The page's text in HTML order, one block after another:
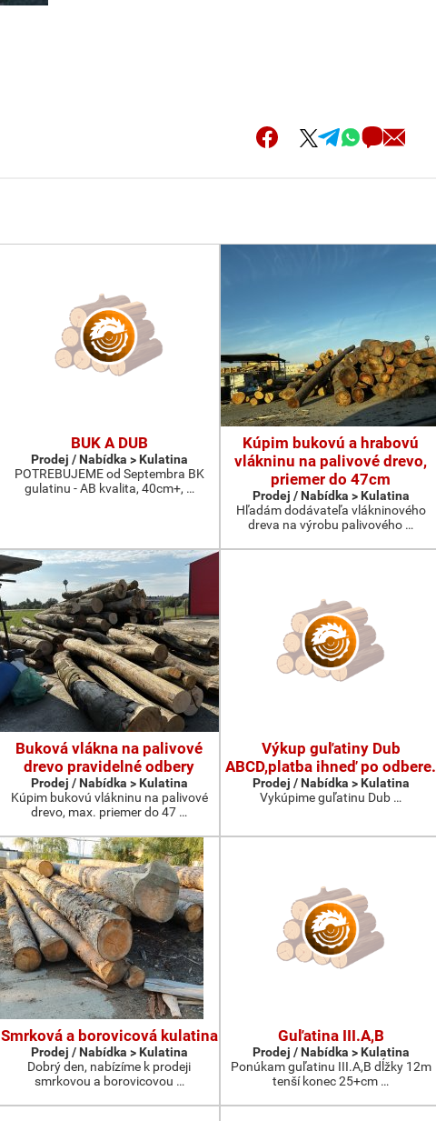
BUK A DUB
Prodej / Nabídka > Kulatina
POTREBUJEME od Septembra BK
gulatinu - AB kvalita, 40cm+, …
Kúpim bukovú a hrabovú
vlákninu na palivové drevo,
priemer do 47cm
Prodej / Nabídka > Kulatina
Hľadám dodávateľa vlákninového
dreva na výrobu palivového …
Buková vlákna na palivové
drevo pravidelné odbery
Prodej / Nabídka > Kulatina
Kúpim bukovú vlákninu na palivové
drevo, max. priemer do 47 …
Výkup guľatiny Dub
ABCD,platba ihneď po odbere.
Prodej / Nabídka > Kulatina
Vykúpime guľatinu Dub …
Smrková a borovicová kulatina
Prodej / Nabídka > Kulatina
Dobrý den, nabízíme k prodeji
smrkovou a borovicovou …
Guľatina III.A,B
Prodej / Nabídka > Kulatina
Ponúkam guľatinu III.A,B dĺžky 12m
tenší konec 25+cm …